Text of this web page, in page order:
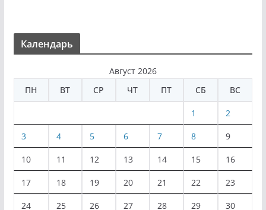
Календарь
Август 2026
ПН
ВТ СР ЧТ ПТ СБ ВС
1 2
3 4 5 6 7 8 9
10 11 12 13 14 15 16
17 18 19 20 21 22 23
24 25 26 27 28 29 30